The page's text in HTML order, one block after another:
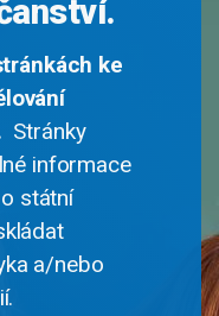
ke
Stránky
informace
státní
a/nebo